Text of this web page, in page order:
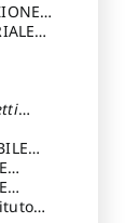
a
di: